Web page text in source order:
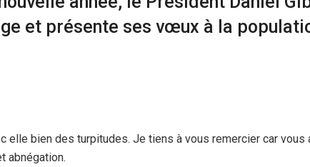
et présente ses vœux à la
elle bien des turpitudes. Je tiens à vous remercier car
abnégation.